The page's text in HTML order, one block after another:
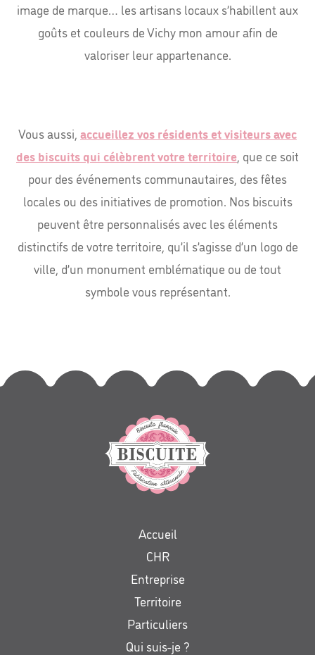
image de marque… les artisans locaux s’habillent aux
goûts et couleurs de Vichy mon amour afin de
valoriser leur appartenance.
Vous aussi, accueillez vos résidents et visiteurs avec
des biscuits qui célèbrent votre territoire, que ce soit
pour des événements communautaires, des fêtes
locales ou des initiatives de promotion. Nos biscuits
peuvent être personnalisés avec les éléments
distinctifs de votre territoire, qu’il s’agisse d’un logo de
ville, d’un monument emblématique ou de tout
symbole vous représentant.
Accueil
CHR
Entreprise
Territoire
Particuliers
Qui suis-je ?